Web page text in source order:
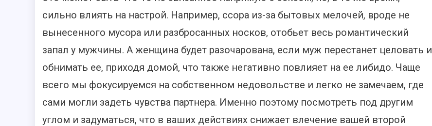
сильно влиять на настрой. Например, ссора из-за бытовых мелочей, вроде не
вынесенного мусора или разбросанных носков, отобьет весь романтический
запал у мужчины. А женщина будет разочарована, если муж перестанет целовать и
обнимать ее, приходя домой, что также негативно повлияет на ее либидо. Чаще
всего мы фокусируемся на собственном недовольстве и легко не замечаем, где
сами могли задеть чувства партнера. Именно поэтому посмотреть под другим
углом и задуматься, что в ваших действиях снижает влечение вашей второй